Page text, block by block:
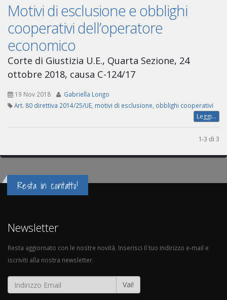
Motivi di esclusione e obblighi
cooperativi dell’operatore
economico
Corte di Giustizia U.E., Quarta Sezione, 24
ottobre 2018, causa C-124/17
19 Nov 2018
Gabriella Longo
Art. 80 direttiva 2014/25/UE motivi di esclusione obblighi cooperativi
Leggi...
1-3 di 3
Resta in contatto!
Newsletter
Resta aggiornato con le nostre novità. Inserisci il tuo indirizzo e-mail e
iscriviti alla nostra newsletter.
Vai!